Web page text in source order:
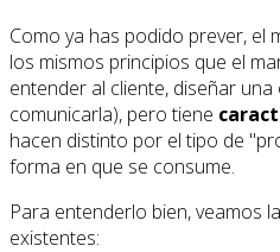
Como ya has podido prever, el
los mismos principios que el
entender al cliente, diseñar
comunicarla), pero tiene
hacen distinto por el tipo de
forma en que se consume.
Para entenderlo bien, veamos
existentes: